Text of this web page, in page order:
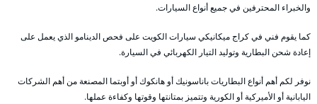
والخبراء المحترفين في جميع أنواع السيارات.
كما يقوم فني في كراج ميكانيكي سيارات الكويت على فحص الدينامو الذي يعمل على
إعادة شحن البطارية وتوليد التيار الكهربائي في السيارة.
نوفر لكم أهم أنواع البطاريات باناسونيك أو هانكوك أو أوبتما المصنعة من أهم الشركات
اليابانية أو الأميركية أو الكورية وتتميز بمتانتها وقوتها وكفاءة عملها.